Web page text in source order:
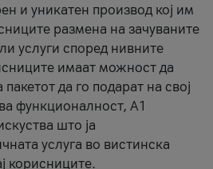
и уникатен производ кој им
размена на зачуваните
услуги според нивните
имаат можност да
пакетот да го подарат на свој
функционалност, А1
што ја
услуга во вистинска
корисниците.